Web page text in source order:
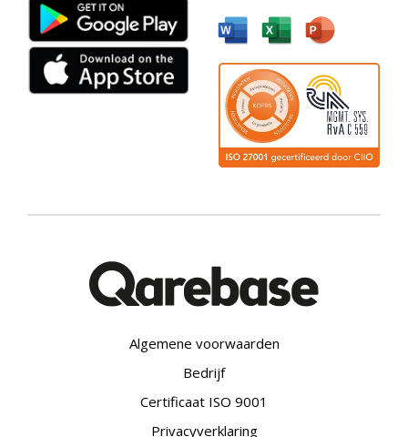
Algemene voorwaarden
Bedrijf
Certificaat ISO 9001
Privacyverklaring